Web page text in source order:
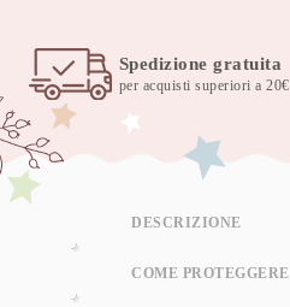
Spedizione gratuita
per acquisti superiori a 20€
DESCRIZIONE
COME PROTEGGERE